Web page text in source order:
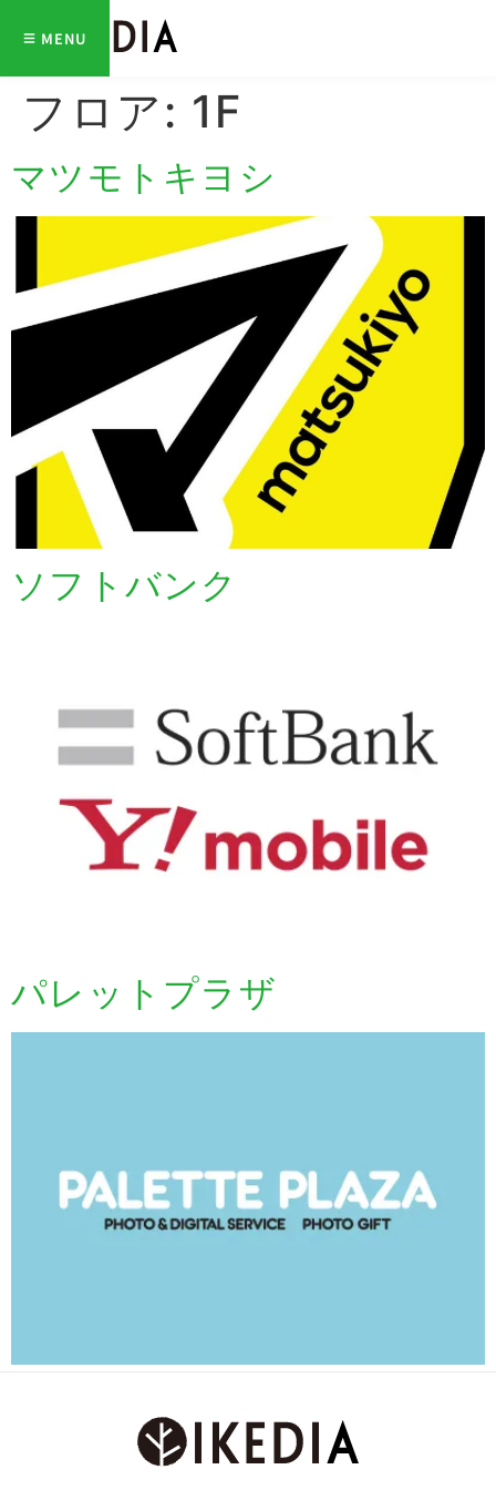
MENU
フロア: 1F
マツモトキヨシ
ソフトバンク
パレットプラザ